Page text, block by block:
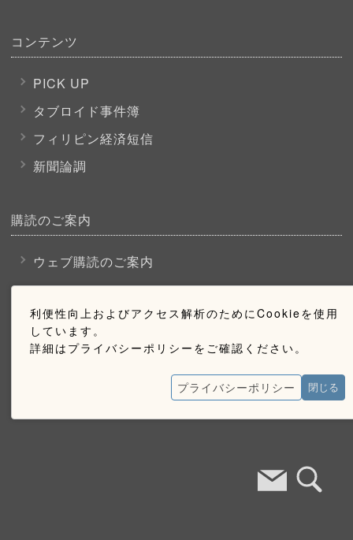
利便性向上およびアクセス解析のためにCookieを使用
しています。
詳細はプライバシーポリシーをご確認ください。
プライバシーポリシー 閉じる
コンテンツ
PICK UP
タブロイド事件簿
フィリピン経済短信
新聞論調
購読のご案内
ウェブ購読のご案内
お問い合わせ
採用情報